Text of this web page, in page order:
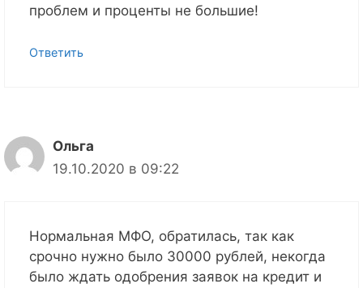
проблем и проценты не большие!
Ответить
Ольга
19.10.2020 в 09:22
Нормальная МФО, обратилась, так как
срочно нужно было 30000 рублей, некогда
было ждать одобрения заявок на кредит и